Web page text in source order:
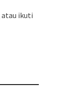
atau ikuti